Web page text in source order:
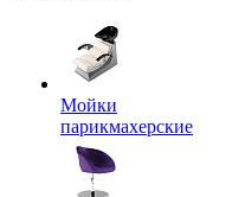
Мойки
парикмахерские